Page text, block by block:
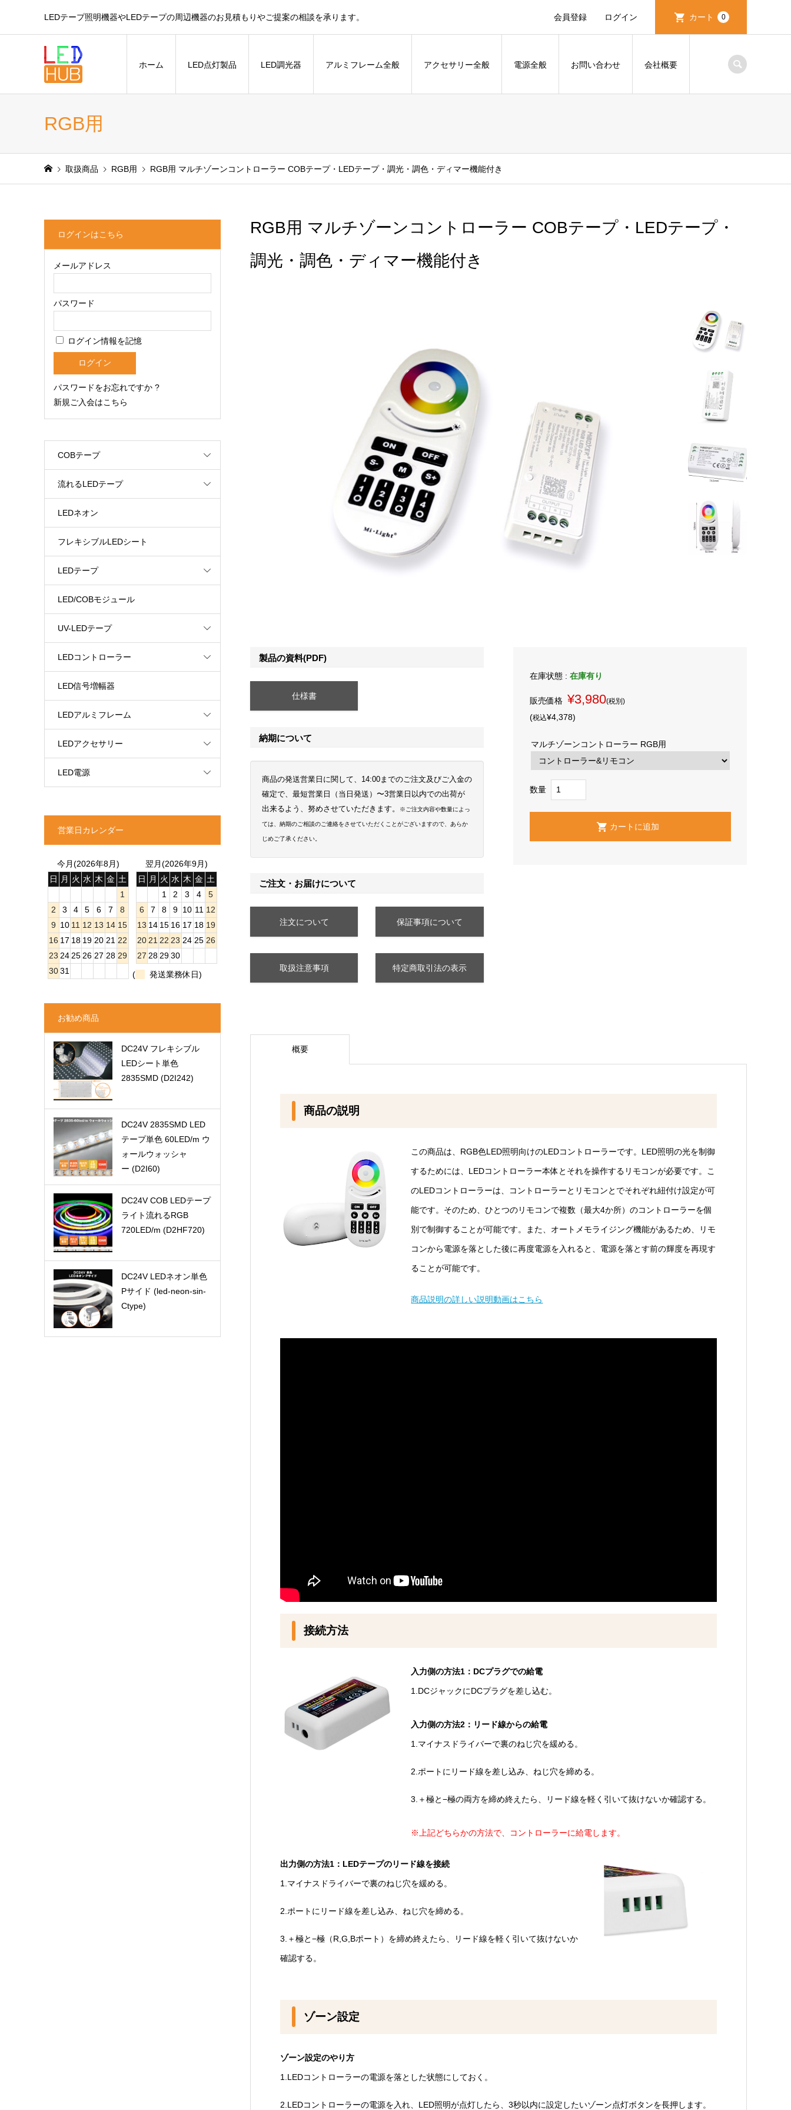
LEDテープ照明機器やLEDテープの周辺機器のお見積もりやご提案の相談を承ります。 会員登録 ログイン カート 0
ホーム LED点灯製品 LED調光器 アルミフレーム全般 アクセサリー全般 電源全般 お問い合わせ 会社概要
RGB用
取扱商品 RGB用 RGB用 マルチゾーンコントローラー COBテープ・LEDテープ・調光・調色・ディマー機能付き
RGB用 マルチゾーンコントローラー COBテープ・LEDテープ・
調光・調色・ディマー機能付き
製品の資料(PDF)
仕様書
納期について
商品の発送営業日に関して、14:00までのご注文及びご入金の
確定で、最短営業日（当日発送）〜3営業日以内での出荷が
出来るよう、努めさせていただきます。
※ご注文内容や数量によっ
ては、納期のご相談のご連絡をさせていただくことがございますので、あらか
じめご了承ください。
ご注文・お届けについて
注文について 保証事項について
取扱注意事項 特定商取引法の表示
在庫状態 : 在庫有り
販売価格 ¥3,980(税別)
(税込¥4,378)
マルチゾーンコントローラー RGB用
数量
概要
商品の説明
この商品は、RGB色LED照明向けのLEDコントローラーです。LED照明の光を制御
するためには、LEDコントローラー本体とそれを操作するリモコンが必要です。こ
のLEDコントローラーは、コントローラーとリモコンとでそれぞれ紐付け設定が可
能です。そのため、ひとつのリモコンで複数（最大4か所）のコントローラーを個
別で制御することが可能です。また、オートメモライジング機能があるため、リモ
コンから電源を落とした後に再度電源を入れると、電源を落とす前の輝度を再現す
ることが可能です。
商品説明の詳しい説明動画はこちら
接続方法
入力側の方法1：DCプラグでの給電
1.DCジャックにDCプラグを差し込む。
入力側の方法2：リード線からの給電
1.マイナスドライバーで裏のねじ穴を緩める。
2.ポートにリード線を差し込み、ねじ穴を締める。
3.＋極と−極の両方を締め終えたら、リード線を軽く引いて抜けないか確認する。
※上記どちらかの方法で、コントローラーに給電します。
出力側の方法1：LEDテープのリード線を接続
1.マイナスドライバーで裏のねじ穴を緩める。
2.ポートにリード線を差し込み、ねじ穴を締める。
3.＋極と−極（R,G,Bポート）を締め終えたら、リード線を軽く引いて抜けないか
確認する。
ゾーン設定
ゾーン設定のやり方
1.LEDコントローラーの電源を落とした状態にしておく。
2.LEDコントローラーの電源を入れ、LED照明が点灯したら、3秒以内に設定したいゾーン点灯ボタンを長押します。
ログインはこちら
メールアドレス
パスワード
ログイン情報を記憶
パスワードをお忘れですか ?
新規ご入会はこちら
COBテープ
流れるLEDテープ
LEDネオン
フレキシブルLEDシート
LEDテープ
LED/COBモジュール
UV-LEDテープ
LEDコントローラー
LED信号増幅器
LEDアルミフレーム
LEDアクセサリー
LED電源
営業日カレンダー
今月(2026年8月)
日
月 火 水 木 金 土
1
2
3 4 5 6 7
8
9 10 11 12 13 14 15
16 17 18 19 20 21 22
23 24 25 26 27 28 29
30 31
翌月(2026年9月)
日
月 火 水 木 金 土
1
2 3 4
5
6
7 8 9 10 11 12
13 14 15 16 17 18 19
20 21 22 23 24 25 26
27 28 29 30
(
発送業務休日)
お勧め商品
DC24V フレキシブル
LEDシート単色
2835SMD (D2I242)
DC24V 2835SMD LED
テープ単色 60LED/m ウ
ォールウォッシャ
ー (D2I60)
DC24V COB LEDテープ
ライト流れるRGB
720LED/m (D2HF720)
DC24V LEDネオン単色
Pサイド (led-neon-sin-
Ctype)